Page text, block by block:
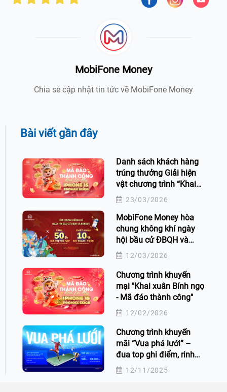
MobiFone Money
Chia sẻ cập nhật tin tức về MobiFone Money
Bài viết gần đây
Danh sách khách hàng
trúng thưởng Giải hiện
vật chương trình “Khai
xuân Bính Ngọ - Mã đáo
dụng MobiFone Money
23/03/2026
MobiFone Money hòa
chung không khí ngày
hội bầu cử ĐBQH và
HĐND các cấp
12/03/2026
Chương trình khuyến
mại "Khai xuân Bính ngọ
- Mã đáo thành công"
12/02/2026
Chương trình khuyến
mãi “Vua phá lưới” –
đua top ghi điểm, rinh
quà cực đã!
12/11/2025